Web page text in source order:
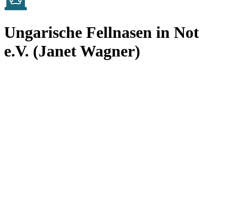
Ungarische Fellnasen in Not
e.V. (Janet Wagner)